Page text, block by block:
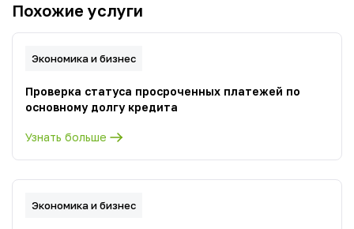
Похожие услуги
Экономика и бизнес
Проверка статуса просроченных платежей по
основному долгу кредита
Узнать больше
Экономика и бизнес